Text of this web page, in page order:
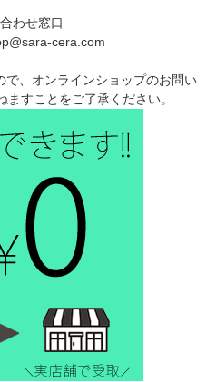
わせ窓口
cera.com
で、オンラインショップのお問い
すことをご了承ください。